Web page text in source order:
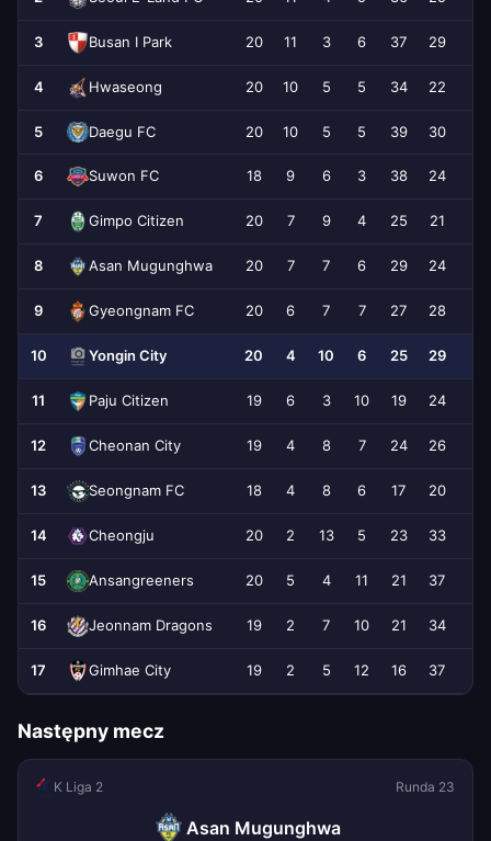
3 Busan I Park 20 11 3 6 37 29
4 Hwaseong 20 10 5 5 34 22
5 Daegu FC 20 10 5 5 39 30
6 Suwon FC 18 9 6 3 38 24
7 Gimpo Citizen 20 7 9 4 25 21
8 Asan Mugunghwa 20 7 7 6 29 24
9 Gyeongnam FC 20 6 7 7 27 28
10 Yongin City 20 4 10 6 25 29
11 Paju Citizen 19 6 3 10 19 24
12 Cheonan City 19 4 8 7 24 26
13 Seongnam FC 18 4 8 6 17 20
14 Cheongju 20 2 13 5 23 33
15 Ansangreeners 20 5 4 11 21 37
16 Jeonnam Dragons 19 2 7 10 21 34
17 Gimhae City 19 2 5 12 16 37
Następny mecz
K Liga 2 Runda 23
Asan Mugunghwa